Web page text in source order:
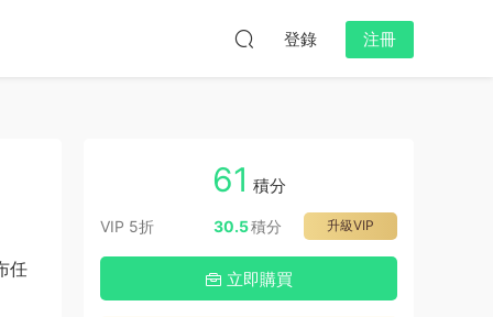
登錄 注冊
任
61 積分
VIP 5折 升級VIP
30.5積分
立即購買